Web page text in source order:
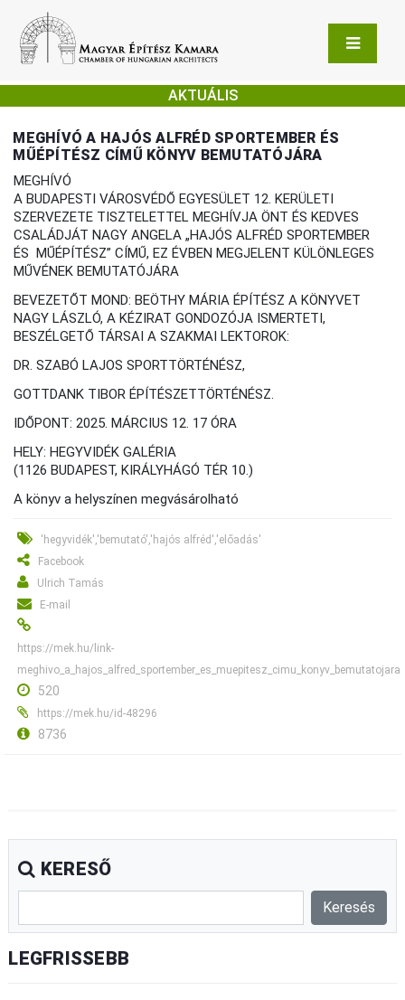
AKTUÁLIS
MEGHÍVÓ A HAJÓS ALFRÉD SPORTEMBER ÉS
MŰÉPÍTÉSZ CÍMŰ KÖNYV BEMUTATÓJÁRA
MEGHÍVÓ
A BUDAPESTI VÁROSVÉDŐ EGYESÜLET 12. KERÜLETI
SZERVEZETE TISZTELETTEL MEGHÍVJA ÖNT ÉS KEDVES
CSALÁDJÁT NAGY ANGELA „HAJÓS ALFRÉD SPORTEMBER
ÉS MŰÉPÍTÉSZ” CÍMŰ, EZ ÉVBEN MEGJELENT KÜLÖNLEGES
MŰVÉNEK BEMUTATÓJÁRA
BEVEZETŐT MOND: BEÖTHY MÁRIA ÉPÍTÉSZ A KÖNYVET
NAGY LÁSZLÓ, A KÉZIRAT GONDOZÓJA ISMERTETI,
BESZÉLGETŐ TÁRSAI A SZAKMAI LEKTOROK:
DR. SZABÓ LAJOS SPORTTÖRTÉNÉSZ,
GOTTDANK TIBOR ÉPÍTÉSZETTÖRTÉNÉSZ.
IDŐPONT: 2025. MÁRCIUS 12. 17 ÓRA
HELY: HEGYVIDÉK GALÉRIA
(1126 BUDAPEST, KIRÁLYHÁGÓ TÉR 10.)
A könyv a helyszínen megvásárolható
'hegyvidék','bemutató','hajós alfréd','előadás'
Facebook
Ulrich Tamás
E-mail
https://mek.hu/link-
meghivo_a_hajos_alfred_sportember_es_muepitesz_cimu_konyv_bemutatojara
520
https://mek.hu/id-48296
8736
KERESŐ
LEGFRISSEBB